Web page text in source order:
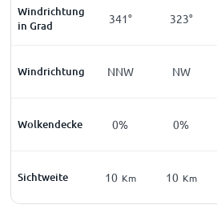
Windrichtung
in Grad
341° 323°
Windrichtung NNW NW
Wolkendecke 0% 0%
Sichtweite 10 Km 10 Km